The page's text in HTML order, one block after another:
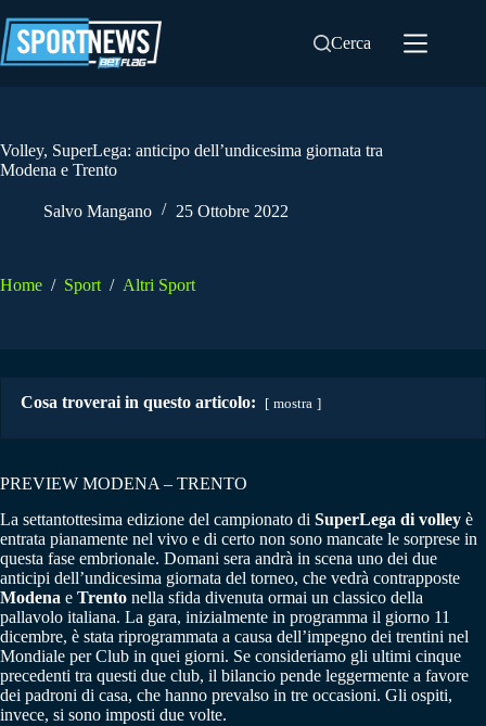
al
contenuto
Cerca
Volley, SuperLega: anticipo dell’undicesima giornata tra
Modena e Trento
Salvo Mangano 25 Ottobre 2022
Home / Sport / Altri Sport
Cosa troverai in questo articolo: mostra
PREVIEW MODENA – TRENTO
La settantottesima edizione del campionato di SuperLega di volley è
entrata pianamente nel vivo e di certo non sono mancate le sorprese in
questa fase embrionale. Domani sera andrà in scena uno dei due
anticipi dell’undicesima giornata del torneo, che vedrà contrapposte
Modena e Trento nella sfida divenuta ormai un classico della
pallavolo italiana. La gara, inizialmente in programma il giorno 11
dicembre, è stata riprogrammata a causa dell’impegno dei trentini nel
Mondiale per Club in quei giorni. Se consideriamo gli ultimi cinque
precedenti tra questi due club, il bilancio pende leggermente a favore
dei padroni di casa, che hanno prevalso in tre occasioni. Gli ospiti,
invece, si sono imposti due volte.